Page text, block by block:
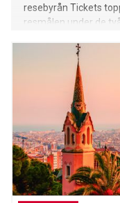
resebyrån Tickets
resmålen under de